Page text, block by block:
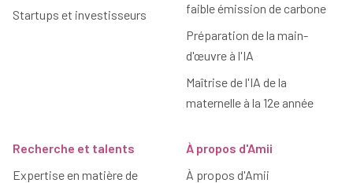
Startups et investisseurs
faible émission de carbone
Préparation de la main-
d'œuvre à l'IA
Maîtrise de l'IA de la
maternelle à la 12e année
Recherche et talents
Expertise en matière de
À propos d'Amii
À propos d'Amii